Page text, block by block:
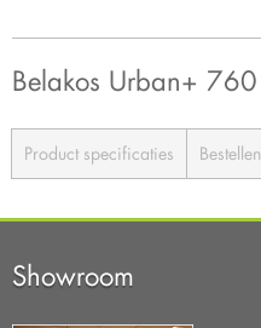
Belakos Urban+ 760
Product specificaties Bestellen
Showroom